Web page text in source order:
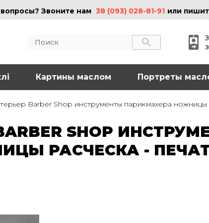
Звоните нам 38 (093) 028-81-91 или
Картины маслом Портреты
Barber Shop инструменты парикмахера ножницы
SHOP
РАСЧЕСКА -
(093) 028-81-91
vip.com.ua
ИНФОРМАЦИЯ
Картины на холсте
Картины на стекле
Цены
Доставка и возврат